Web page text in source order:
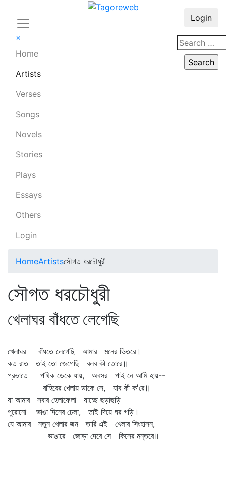
×
Home
Artists
Verses
Songs
Novels
Stories
Plays
Essays
Others
Login
Login
HomeArtistsসৌগত ধরচৌধুরী
সৌগত ধরচৌধুরী
খেলাঘর বাঁধতে লেগেছি
খেলাঘর বাঁধতে লেগেছি আমার মনের ভিতরে।
কত রাত তাই তো জেগেছি বলব কী তোরে॥
প্রভাতে পথিক ডেকে যায়, অবসর পাই নে আমি হায়--
বাহিরের খেলায় ডাকে সে, যাব কী ক'রে॥
যা আমার সবার হেলাফেলা যাচ্ছে ছড়াছড়ি
পুরোনো ভাঙা দিনের ঢেলা, তাই দিয়ে ঘর গড়ি।
যে আমার নতুন খেলার জন তারি এই খেলার সিংহাসন,
ভাঙারে জোড়া দেবে সে কিসের মন্তরে॥